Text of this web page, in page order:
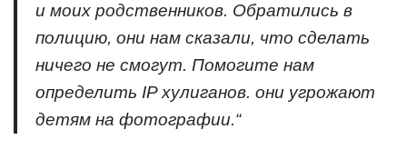
и моих родственников. Обратились в
полицию, они нам сказали, что сделать
ничего не смогут. Помогите нам
определить IP хулиганов. они угрожают
детям на фотографии.“